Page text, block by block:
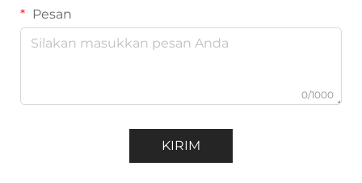
Pesan
0/1000
KIRIM